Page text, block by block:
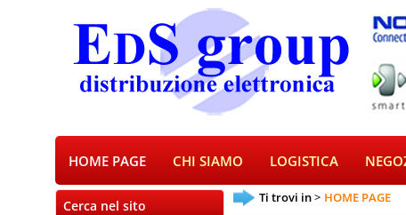
HOME PAGE CHI SIAMO LOGISTICA
Cerca nel sito Ti trovi in HOME PAGE